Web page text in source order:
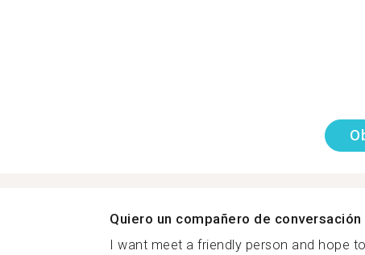
Quiero un compañero de conversación
I want meet a friendly person and hope